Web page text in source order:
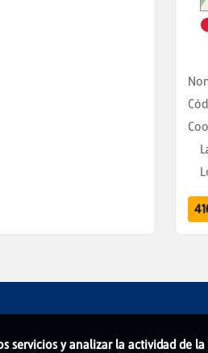
servicios y analizar la actividad